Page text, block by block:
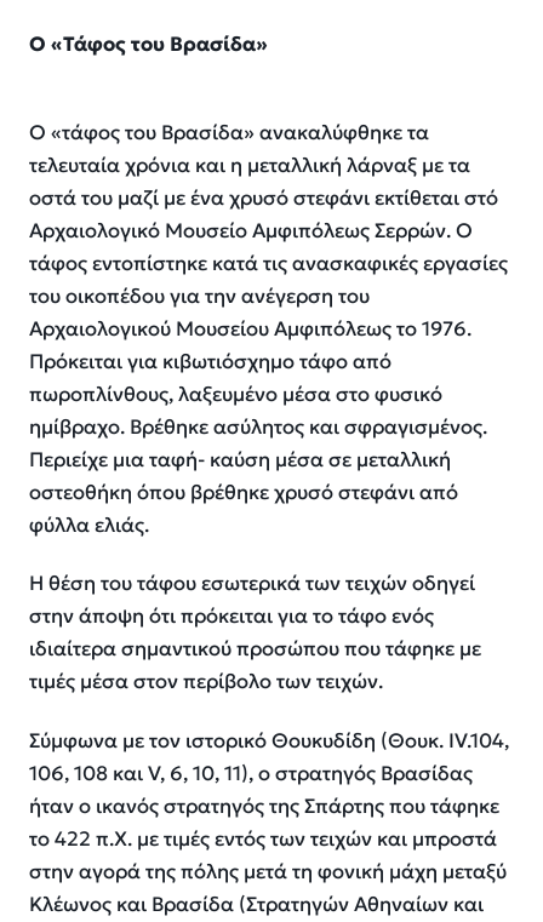
Ο «Τάφος του Βρασίδα»
Ο «τάφος του Βρασίδα» ανακαλύφθηκε τα
τελευταία χρόνια και η μεταλλική λάρναξ με τα
οστά του μαζί με ένα χρυσό στεφάνι εκτίθεται στό
Αρχαιολογικό Μουσείο Αμφιπόλεως Σερρών. Ο
τάφος εντοπίστηκε κατά τις ανασκαφικές εργασίες
του οικοπέδου για την ανέγερση του
Αρχαιολογικού Μουσείου Αμφιπόλεως το 1976.
Πρόκειται για κιβωτιόσχημο τάφο από
πωροπλίνθους, λαξευμένο μέσα στο φυσικό
ημίβραχο. Βρέθηκε ασύλητος και σφραγισμένος.
Περιείχε μια ταφή- καύση μέσα σε μεταλλική
οστεοθήκη όπου βρέθηκε χρυσό στεφάνι από
φύλλα ελιάς.
Η θέση του τάφου εσωτερικά των τειχών οδηγεί
στην άποψη ότι πρόκειται για το τάφο ενός
ιδιαίτερα σημαντικού προσώπου που τάφηκε με
τιμές μέσα στον περίβολο των τειχών.
Σύμφωνα με τον ιστορικό Θουκυδίδη (Θουκ. IV.104,
106, 108 και V, 6, 10, 11), ο στρατηγός Βρασίδας
ήταν ο ικανός στρατηγός της Σπάρτης που τάφηκε
το 422 π.Χ. με τιμές εντός των τειχών και μπροστά
στην αγορά της πόλης μετά τη φονική μάχη μεταξύ
Κλέωνος και Βρασίδα (Στρατηγών Αθηναίων και